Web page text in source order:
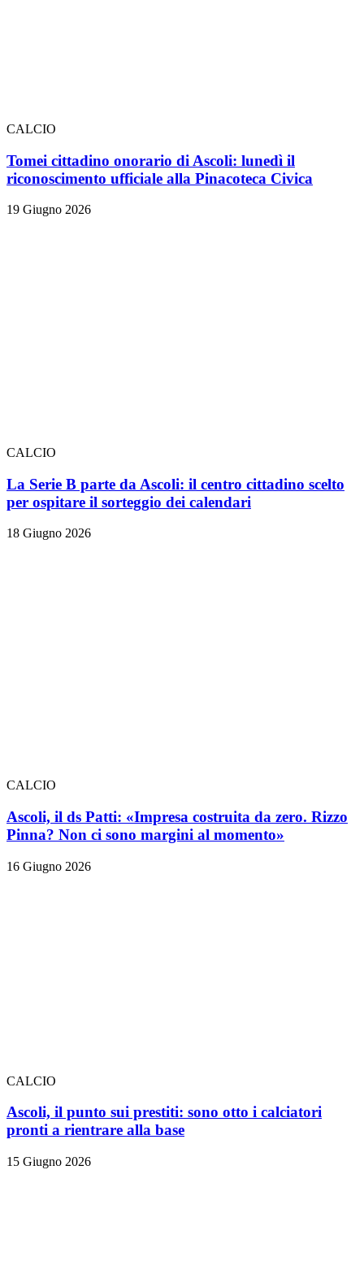
CALCIO
Tomei cittadino onorario di Ascoli: lunedì il
riconoscimento ufficiale alla Pinacoteca Civica
19 Giugno 2026
CALCIO
La Serie B parte da Ascoli: il centro cittadino scelto
per ospitare il sorteggio dei calendari
18 Giugno 2026
CALCIO
Ascoli, il ds Patti: «Impresa costruita da zero. Rizzo
Pinna? Non ci sono margini al momento»
16 Giugno 2026
CALCIO
Ascoli, il punto sui prestiti: sono otto i calciatori
pronti a rientrare alla base
15 Giugno 2026